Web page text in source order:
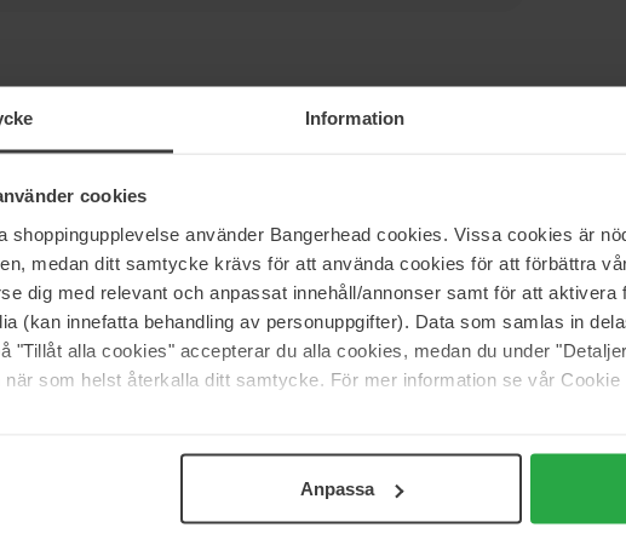
Information
cookies
shoppingupplevelse använder Bangerhead cookies. Vissa cookies är
medan ditt samtycke krävs för att använda cookies för att förbättra
dig med relevant och anpassat innehåll/annonser samt för att aktivera
(kan innefatta behandling av personuppgifter). Data som samlas in
"Tillåt alla cookies" accepterar du alla cookies, medan du under
när som helst återkalla ditt samtycke. För mer information se vår
Anpassa
av sandeltre, med en behagelig kremete treaktig
dagen din og løfte ditt sinn. Vi fortjener alle en liten spasertur